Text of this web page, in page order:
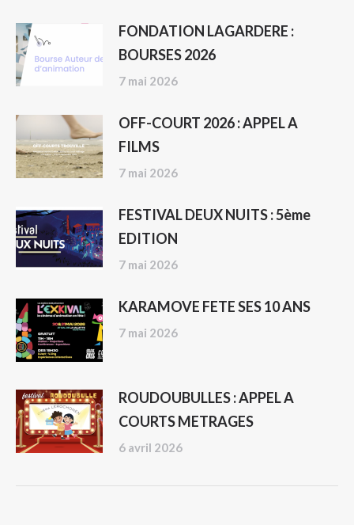
FONDATION LAGARDERE :
BOURSES 2026
7 mai 2026
OFF-COURT 2026 : APPEL A
FILMS
7 mai 2026
FESTIVAL DEUX NUITS : 5ème
EDITION
7 mai 2026
KARAMOVE FETE SES 10 ANS
7 mai 2026
ROUDOUBULLES : APPEL A
COURTS METRAGES
6 avril 2026